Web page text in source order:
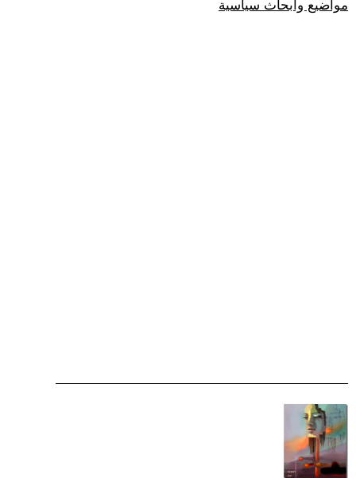
مواضيع وابحاث سياسية